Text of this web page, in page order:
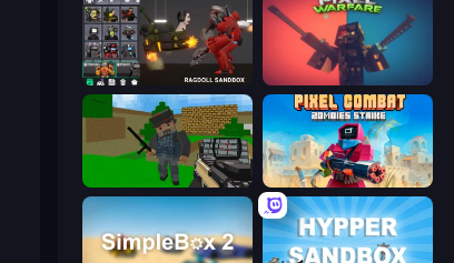
Last Play: Ragdoll Sandbox Pixel Warfare
Crazy Pixel Apocalypse Pixel Combat: Zombies Strike